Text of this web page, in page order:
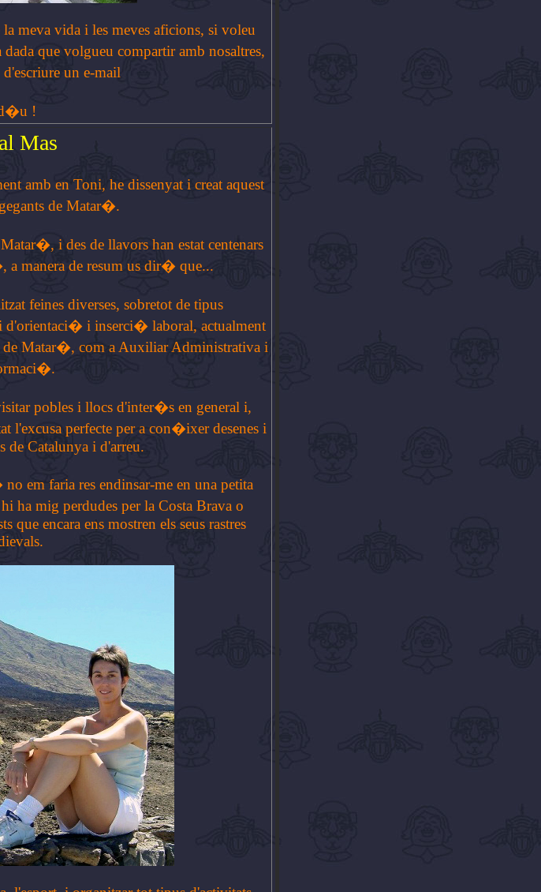
vida i les meves aficions, si voleu
que volgueu compartir amb nosaltres,
un e-mail
!
Mas
amb en Toni, he dissenyat i creat aquest
de Matar�.
i des de llavors han estat centenars
manera de resum us dir� que...
feines diverses, sobretot de tipus
i inserci� laboral, actualment
Matar�, com a Auxiliar Administrativa i
pobles i llocs d'inter�s en general i,
l'excusa perfecte per a con�ixer desenes i
de Catalunya i d'arreu.
em faria res endinsar-me en una petita
ha mig perdudes per la Costa Brava o
que encara ens mostren els seus rastres